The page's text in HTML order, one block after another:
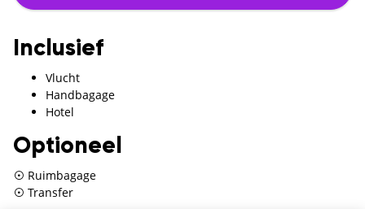
Inclusief
Vlucht
Handbagage
Hotel
Optioneel
Ruimbagage
Transfer